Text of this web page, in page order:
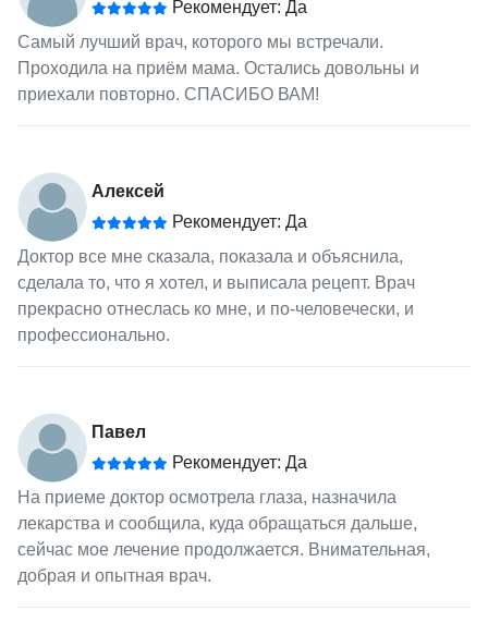
Рекомендует: Да
Самый лучший врач, которого мы встречали.
Проходила на приём мама. Остались довольны и
приехали повторно. СПАСИБО ВАМ!
Алексей
Рекомендует: Да
Доктор все мне сказала, показала и объяснила,
сделала то, что я хотел, и выписала рецепт. Врач
прекрасно отнеслась ко мне, и по-человечески, и
профессионально.
Павел
Рекомендует: Да
На приеме доктор осмотрела глаза, назначила
лекарства и сообщила, куда обращаться дальше,
сейчас мое лечение продолжается. Внимательная,
добрая и опытная врач.